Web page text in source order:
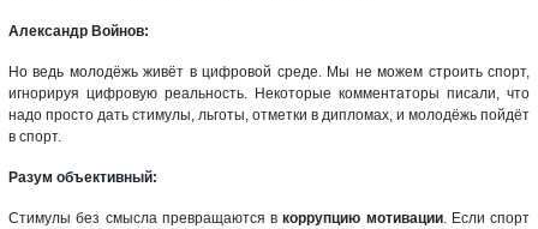
Александр Войнов:
Но ведь молодёжь живёт в цифровой среде. Мы не можем строить спорт,
игнорируя цифровую реальность. Некоторые комментаторы писали, что
надо просто дать стимулы, льготы, отметки в дипломах, и молодёжь пойдёт
в спорт.
Разум объективный:
Стимулы без смысла превращаются вкоррупцию мотивации. Если спорт